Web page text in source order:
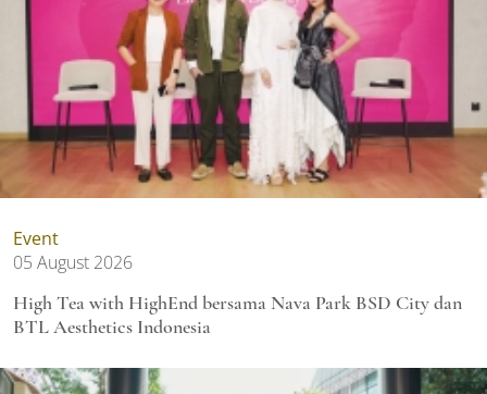
Event
05 August 2026
High Tea with HighEnd bersama Nava Park BSD City dan
BTL Aesthetics Indonesia